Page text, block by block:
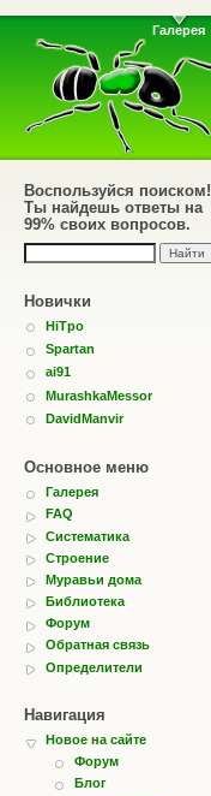
Галерея
Воспользуйся поиском!
Ты найдешь ответы на
99% своих вопросов.
Новички
HiTpo
Spartan
ai91
MurashkaMessor
DavidManvir
Основное меню
Галерея
FAQ
Систематика
Строение
Муравьи дома
Библиотека
Форум
Обратная связь
Определители
Навигация
Новое на сайте
Форум
Блог